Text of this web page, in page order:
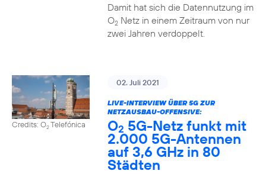
Damit hat sich die Datennutzung im
O2Netz in einem Zeitraum von nur
zwei Jahren verdoppelt.
Credits: O2Telefónica
02. Juli 2021
LIVE-INTERVIEW ÜBER 5G ZUR
NETZAUSBAU-OFFENSIVE:
O2 5G-Netz funkt mit
2.000 5G-Antennen
auf 3,6 GHz in 80
Städten